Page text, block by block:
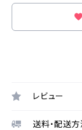
レビュー
送料・配送